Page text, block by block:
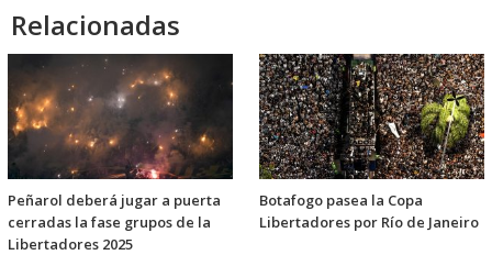
Relacionadas
Peñarol deberá jugar a puerta
cerradas la fase grupos de la
Libertadores 2025
Botafogo pasea la Copa
Libertadores por Río de Janeiro